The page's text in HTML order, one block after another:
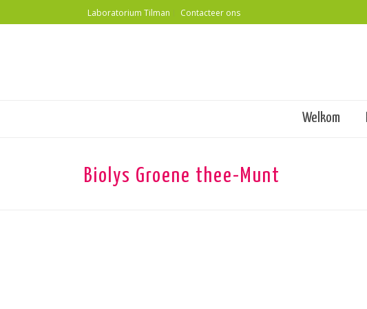
Laboratorium Tilman Contacteer ons
Welkom
Biolys Groene thee-Munt